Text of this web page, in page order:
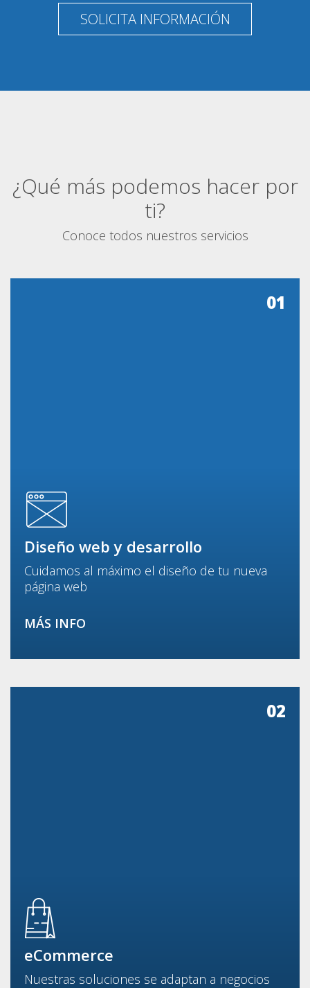
SOLICITA INFORMACIÓN
¿Qué más podemos hacer por
ti?
Conoce todos nuestros servicios
01
Diseño web y desarrollo
Cuidamos al máximo el diseño de tu nueva
página web
MÁS INFO
02
eCommerce
Nuestras soluciones se adaptan a negocios